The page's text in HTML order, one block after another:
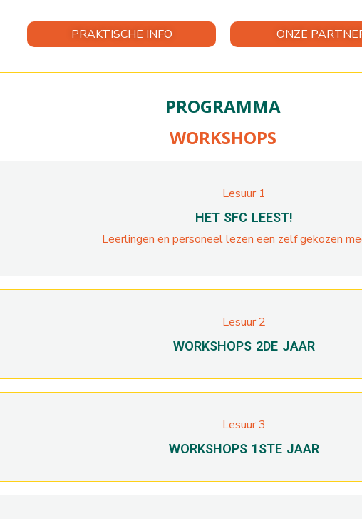
PRAKTISCHE INFO ONZE
PROGRAMMA
WORKSHOPS
Lesuur 1
HET SFC LEEST!
Leerlingen en personeel lezen een zelf gekozen
Lesuur 2
WORKSHOPS 2DE JAAR
Lesuur 3
WORKSHOPS 1STE JAAR